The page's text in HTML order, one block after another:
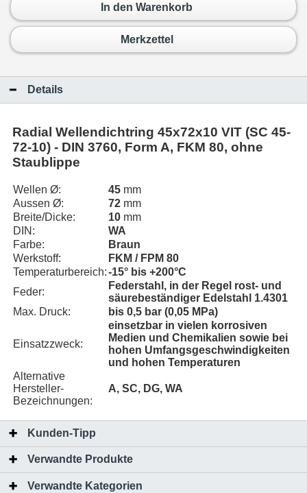
In den Warenkorb
Merkzettel
Details
Radial Wellendichtring 45x72x10 VIT (SC 45-
72-10) - DIN 3760, Form A, FKM 80, ohne
Staublippe
Wellen Ø: 45 mm
Aussen Ø:
72 mm
Breite/Dicke:
10 mm
DIN:
WA
Farbe:
Braun
Werkstoff:
FKM / FPM 80
Temperaturbereich:-15° bis +200°C
Feder:
Federstahl, in der Regel rost- und
säurebeständiger Edelstahl 1.4301
Max. Druck:
bis 0,5 bar (0,05 MPa)
Einsatzzweck:
einsetzbar in vielen korrosiven
Medien und Chemikalien sowie bei
hohen Umfangsgeschwindigkeiten
und hohen Temperaturen
Alternative
Hersteller-
Bezeichnungen:
A, SC, DG, WA
Kunden-Tipp
Verwandte Produkte
Verwandte Kategorien